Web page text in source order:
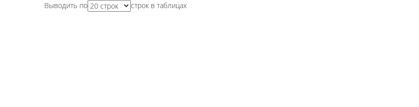
Выводить по
строк в таблицах